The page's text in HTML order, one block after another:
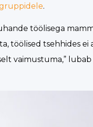
.
töölisega
töölised tsehhides ei
vaimustuma,”